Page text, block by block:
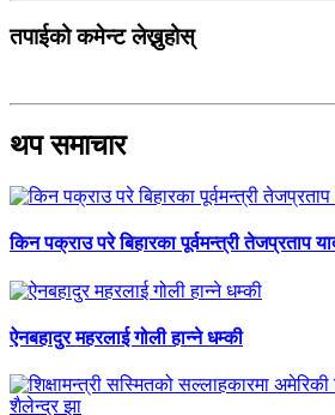
तपाईको कमेन्ट लेख्नुहोस्
थप समाचार
किन पक्राउ परे बिहारका पूर्वमन्त्री तेजप्रताप
ऐनबहादुर महरलाई गोली हान्ने धम्की